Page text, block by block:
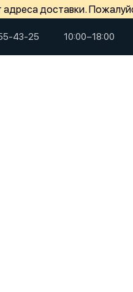
доставки.
43-25 10:00−18:00